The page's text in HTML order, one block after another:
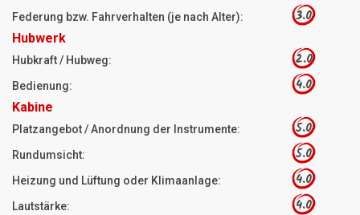
Federung bzw. Fahrverhalten (je nach Alter): 3.0
Hubwerk
Hubkraft / Hubweg: 2.0
Bedienung: 4.0
Kabine
Platzangebot / Anordnung der Instrumente: 5.0
Rundumsicht: 5.0
Heizung und Lüftung oder Klimaanlage: 4.0
Lautstärke: 4.0